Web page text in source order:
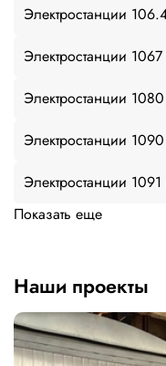
Электростанции
Электростанции 1067
Электростанции 1080
Электростанции 1090
Электростанции 1091
Показать еще
Наши проекты